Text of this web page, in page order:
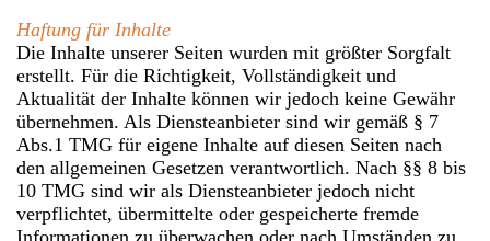
Haftung für Inhalte
Die Inhalte unserer Seiten wurden mit größter Sorgfalt
erstellt. Für die Richtigkeit, Vollständigkeit und
Aktualität der Inhalte können wir jedoch keine Gewähr
übernehmen. Als Diensteanbieter sind wir gemäß § 7
Abs.1 TMG für eigene Inhalte auf diesen Seiten nach
den allgemeinen Gesetzen verantwortlich. Nach §§ 8 bis
10 TMG sind wir als Diensteanbieter jedoch nicht
verpflichtet, übermittelte oder gespeicherte fremde